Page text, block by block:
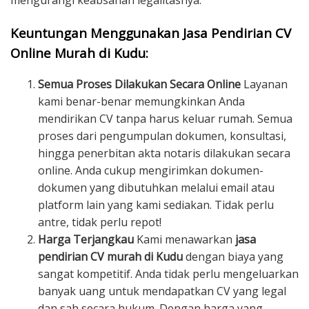
Keuntungan Menggunakan Jasa Pendirian CV
Online Murah di Kudu:
Semua Proses Dilakukan Secara Online Layanan
kami benar-benar memungkinkan Anda
mendirikan CV tanpa harus keluar rumah. Semua
proses dari pengumpulan dokumen, konsultasi,
hingga penerbitan akta notaris dilakukan secara
online. Anda cukup mengirimkan dokumen-
dokumen yang dibutuhkan melalui email atau
platform lain yang kami sediakan. Tidak perlu
antre, tidak perlu repot!
Harga Terjangkau Kami menawarkan jasa
pendirian CV murah di Kududengan biaya yang
sangat kompetitif. Anda tidak perlu mengeluarkan
banyak uang untuk mendapatkan CV yang legal